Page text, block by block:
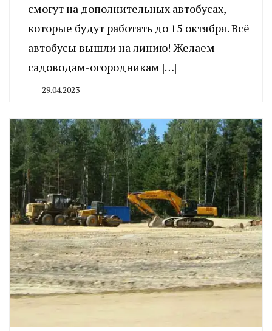
смогут на дополнительных автобусах,
которые будут работать до 15 октября. Всё
автобусы вышли на линию! Желаем
садоводам-огородникам […]
29.04.2023